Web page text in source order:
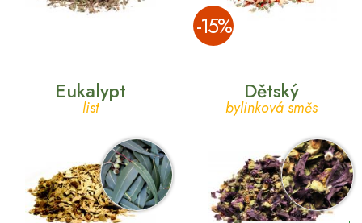
­-15%
Eukalypt
list
Dětský
bylinková směs